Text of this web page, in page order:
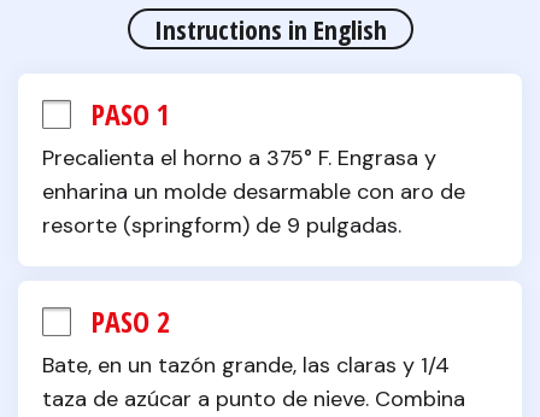
Instructions in English
PASO 1
Precalienta el horno a 375° F. Engrasa y
enharina un molde desarmable con aro de
resorte (springform) de 9 pulgadas.
PASO 2
Bate, en un tazón grande, las claras y 1/4
taza de azúcar a punto de nieve. Combina